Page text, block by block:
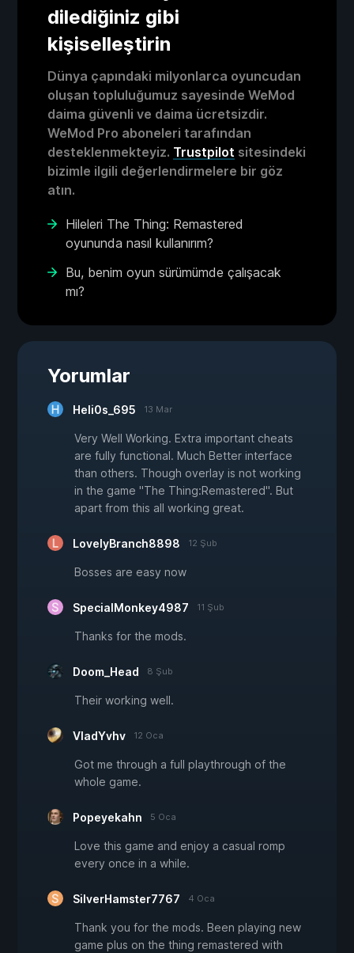
dilediğiniz gibi
kişiselleştirin
Dünya çapındaki milyonlarca oyuncudan
oluşan topluluğumuz sayesinde WeMod
daima güvenli ve daima ücretsizdir.
WeMod Pro aboneleri tarafından
desteklenmekteyiz. Trustpilot sitesindeki
bizimle ilgili değerlendirmelere bir göz
atın.
Hileleri The Thing: Remastered
oyununda nasıl kullanırım?
Bu, benim oyun sürümümde çalışacak
mı?
Yorumlar
Heli0s_695 13 Mar
Very Well Working. Extra important cheats
are fully functional. Much Better interface
than others. Though overlay is not working
in the game "The Thing:Remastered". But
apart from this all working great.
LovelyBranch8898 12 Şub
Bosses are easy now
SpecialMonkey4987 11 Şub
Thanks for the mods.
Doom_Head 8 Şub
Their working well.
VladYvhv 12 Oca
Got me through a full playthrough of the
whole game.
Popeyekahn 5 Oca
Love this game and enjoy a casual romp
every once in a while.
SilverHamster7767 4 Oca
Thank you for the mods. Been playing new
game plus on the thing remastered with